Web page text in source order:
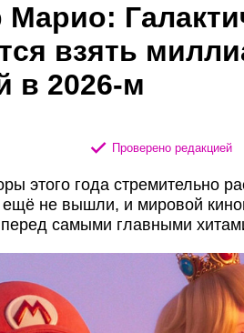
взять
в 2026-м
Проверено редакцией
этого года стремительно
ещё не вышли, и мировой
перед самыми главными